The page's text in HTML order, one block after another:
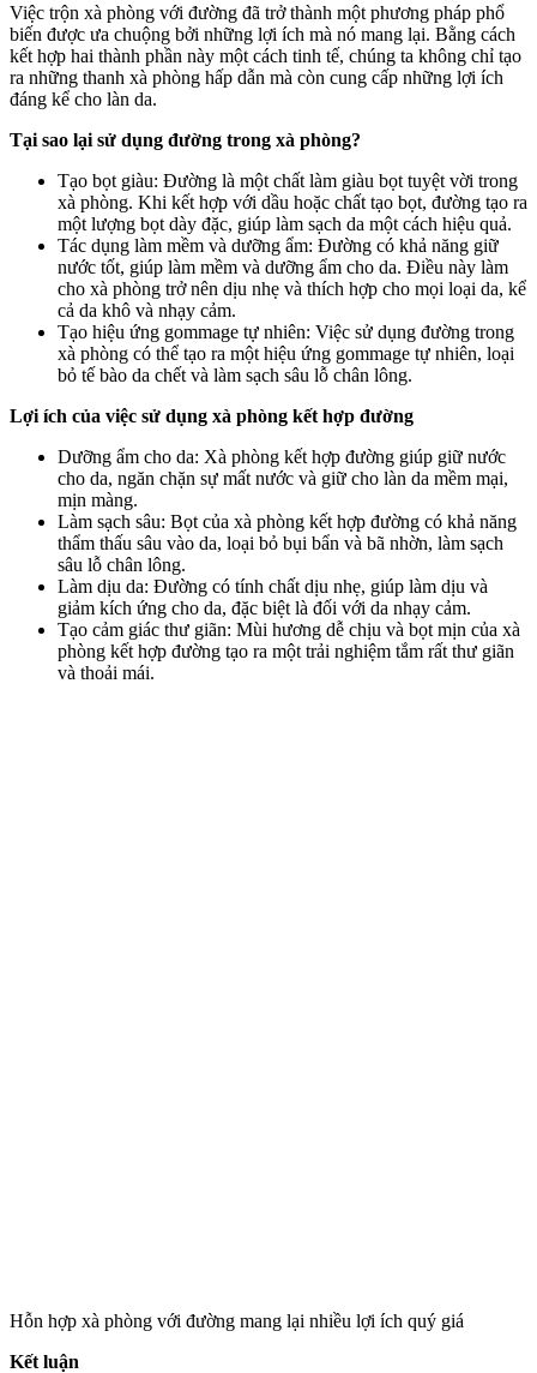
Việc trộn xà phòng với đường đã trở thành một phương pháp phổ
biến được ưa chuộng bởi những lợi ích mà nó mang lại. Bằng cách
kết hợp hai thành phần này một cách tinh tế, chúng ta không chỉ tạo
ra những thanh xà phòng hấp dẫn mà còn cung cấp những lợi ích
đáng kể cho làn da.
Tại sao lại sử dụng đường trong xà phòng?
Tạo bọt giàu: Đường là một chất làm giàu bọt tuyệt vời trong
xà phòng. Khi kết hợp với dầu hoặc chất tạo bọt, đường tạo ra
một lượng bọt dày đặc, giúp làm sạch da một cách hiệu quả.
Tác dụng làm mềm và dưỡng ẩm: Đường có khả năng giữ
nước tốt, giúp làm mềm và dưỡng ẩm cho da. Điều này làm
cho xà phòng trở nên dịu nhẹ và thích hợp cho mọi loại da, kể
cả da khô và nhạ‌y cả‌m.
Tạo hiệu ứng gommage tự nhiên: Việc sử dụng đường trong
xà phòng có thể tạo ra một hiệu ứng gommage tự nhiên, loại
bỏ tế bào da chết và làm sạch sâu lỗ chân lông.
Lợi ích của việc sử dụng xà phòng kết hợp đường
Dưỡng ẩm cho da: Xà phòng kết hợp đường giúp giữ nước
cho da, ngăn chặn sự mất nước và giữ cho làn da mềm mại,
mịn màng.
Làm sạch sâu: Bọt của xà phòng kết hợp đường có khả năng
thẩm thấu sâu vào da, loại bỏ bụi bẩn và bã nhờn, làm sạch
sâu lỗ chân lông.
Làm dịu da: Đường có tính chất dịu nhẹ, giúp làm dịu và
giảm kích ứng cho da, đặc biệt là đối với da nhạ‌y cả‌m.
Tạo cảm giác thư giãn: Mùi hương dễ chịu và bọt mịn của xà
phòng kết hợp đường tạo ra một trải nghiệm tắm rất thư giãn
và thoải mái.
Hỗn hợp xà phòng với đường mang lại nhiều lợi ích quý giá
Kết luận